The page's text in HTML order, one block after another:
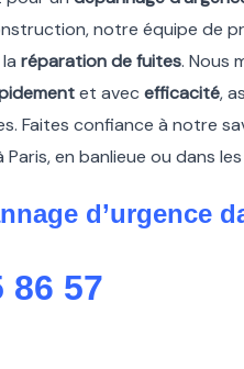
notre équipe de
réparation de fuites. Nous
et avec efficacité,
Faites confiance à notre
Paris, en banlieue ou dans
d’urgence
86 57